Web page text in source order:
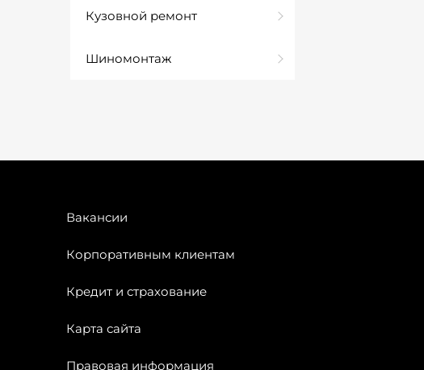
Кузовной ремонт
Шиномонтаж
Вакансии
Корпоративным клиентам
Кредит и страхование
Карта сайта
Правовая информация